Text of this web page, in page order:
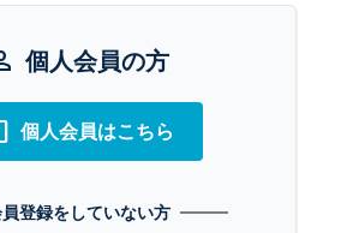
個人会員の方
個人会員はこちら
登録をしていない方